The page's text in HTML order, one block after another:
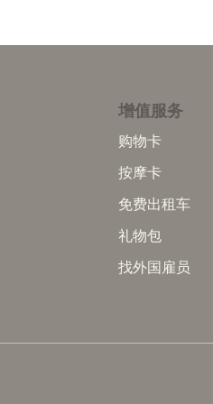
增值服务
购物卡
按摩卡
免费出租车
礼物包
找外国雇员